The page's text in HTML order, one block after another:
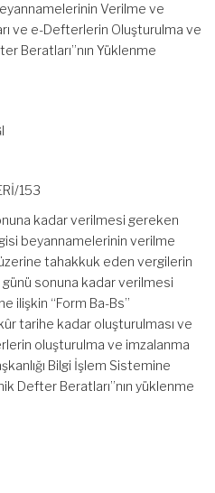
Verilme ve
ve e-Defterlerin Oluşturulma ve
Beratları”nın Yüklenme
153
kadar verilmesi gereken
beyannamelerinin verilme
tahakkuk eden vergilerin
sonuna kadar verilmesi
ilişkin “Form Ba-Bs”
tarihe kadar oluşturulması ve
oluşturulma ve imzalanma
Bilgi İşlem Sistemine
Defter Beratları”nın yüklenme